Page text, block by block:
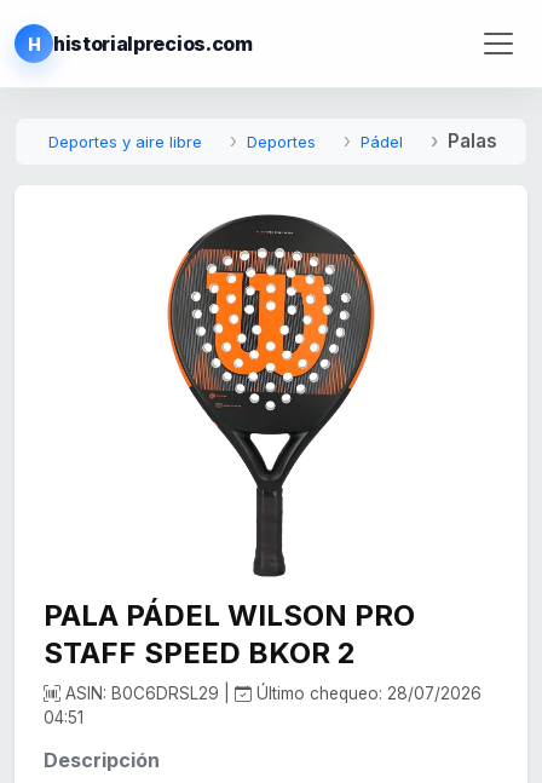
H historialprecios.com
Deportes y aire libre Deportes Pádel Palas
PALA PÁDEL WILSON PRO
STAFF SPEED BKOR 2
ASIN: B0C6DRSL29 |
Último chequeo: 28/07/2026
04:51
Descripción